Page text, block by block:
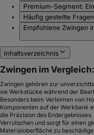
Premium-Segment:
Häufig gestellte Fragen
Empfohlene Zwingen
Inhaltsverzeichnis
Zwingen im
Zwingen gehören zur
sie Werkstücke während der
Besonders beim Verleimen von
Komponenten auf der Werkbank
die Präzision des
Verrutschen und sorgt für einen
Materialoberfläche zu